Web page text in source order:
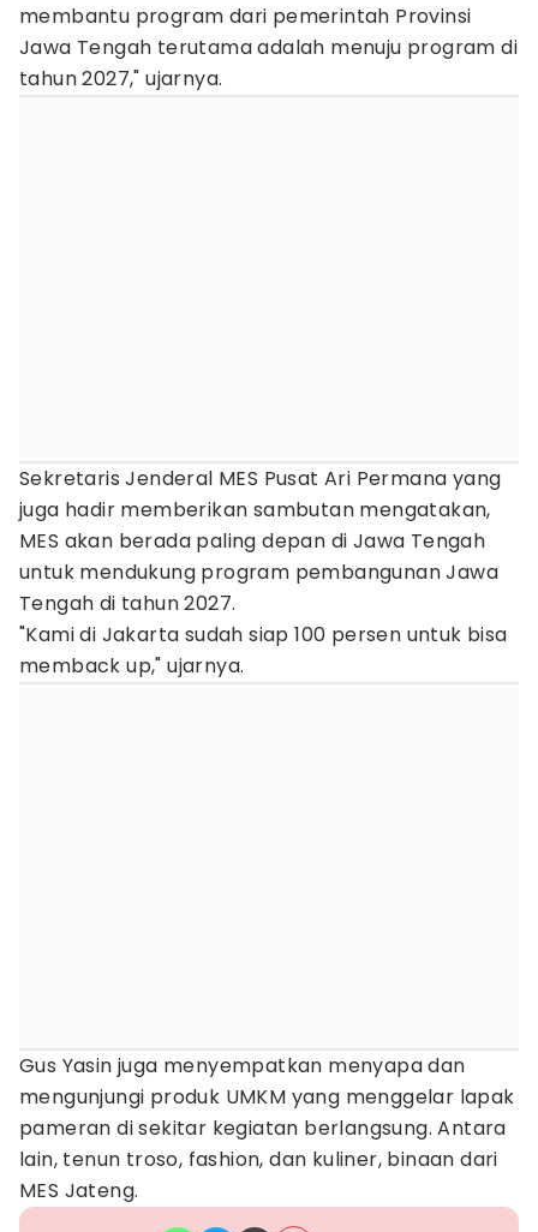
membantu program dari pemerintah Provinsi
Jawa Tengah terutama adalah menuju program di
tahun 2027," ujarnya.
Sekretaris Jenderal MES Pusat Ari Permana yang
juga hadir memberikan sambutan mengatakan,
MES akan berada paling depan di Jawa Tengah
untuk mendukung program pembangunan Jawa
Tengah di tahun 2027.
"Kami di Jakarta sudah siap 100 persen untuk bisa
memback up," ujarnya.
Gus Yasin juga menyempatkan menyapa dan
mengunjungi produk UMKM yang menggelar lapak
pameran di sekitar kegiatan berlangsung. Antara
lain, tenun troso, fashion, dan kuliner, binaan dari
MES Jateng.